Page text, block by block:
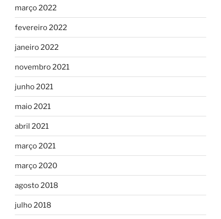
março 2022
fevereiro 2022
janeiro 2022
novembro 2021
junho 2021
maio 2021
abril 2021
março 2021
março 2020
agosto 2018
julho 2018